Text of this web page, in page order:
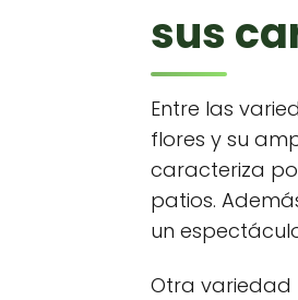
sus
Entre las
flores y su
caracteriza
patios.
un
Otra variedad